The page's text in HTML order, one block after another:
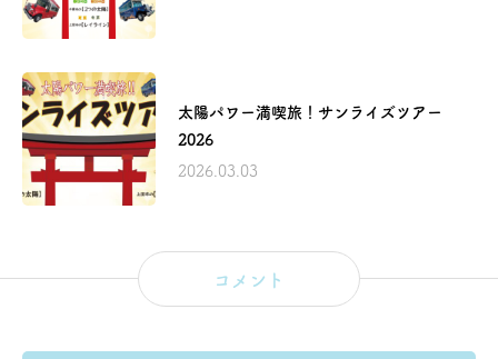
太陽パワー満喫旅！サンライズツアー
2026
2026.03.03
コメント